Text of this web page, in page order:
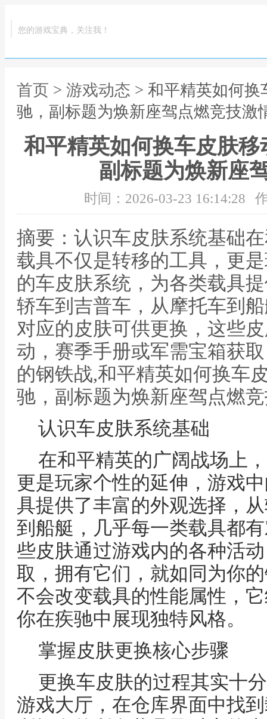
您的游戏宝典，关注我！
首页 > 游戏动态 > 和平精英如何
驰，副标题为焕新座驾点燃竞技激
和平精英如何换车皮肤
副标题为焕新座
时间：2026-03-23 16:14:28
摘要：认识车皮肤系统基础
载具不仅是转移的工具，更
的车皮肤系统，为各类载具
轿车到吉普车，从摩托车到
对应的皮肤可供更换，这些
动，赛季手册或军需宝箱获
的钢铁战,和平精英如何换车
驰，副标题为焕新座驾点燃
认识车皮肤系统基础
在和平精英的广阔战场上
更是玩家个性的延伸，游戏
具提供了丰富的外观选择，
到船艇，几乎每一类载具都
些皮肤通过游戏内的各种活
取，拥有它们，就如同为你
不会改变载具的性能属性，
你在疾驰中展现独特风格。
掌握皮肤更换核心步骤
更换车皮肤的过程其实十
游戏大厅，在仓库界面中找